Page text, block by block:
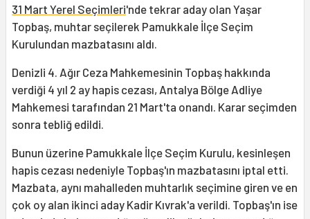
31 Mart Yerel Seçimleri'nde tekrar aday olan Yaşar
Topbaş, muhtar seçilerek Pamukkale İlçe Seçim
Kurulundan mazbatasını aldı.
Denizli 4. Ağır Ceza Mahkemesinin Topbaş hakkında
verdiği 4 yıl 2 ay hapis cezası, Antalya Bölge Adliye
Mahkemesi tarafından 21 Mart'ta onandı. Karar seçimden
sonra tebliğ edildi.
Bunun üzerine Pamukkale İlçe Seçim Kurulu, kesinleşen
hapis cezası nedeniyle Topbaş'ın mazbatasını iptal etti.
Mazbata, aynı mahalleden muhtarlık seçimine giren ve en
çok oy alan ikinci aday Kadir Kıvrak'a verildi. Topbaş'ın ise